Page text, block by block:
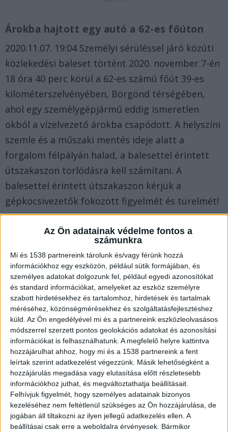
Az Ön adatainak védelme fontos a
számunkra
Mi és 1538 partnereink tárolunk és/vagy férünk hozzá
információkhoz egy eszközön, például sütik formájában, és
személyes adatokat dolgozunk fel, például egyedi azonosítókat
és standard információkat, amelyeket az eszköz személyre
szabott hirdetésekhez és tartalomhoz, hirdetések és tartalmak
méréséhez, közönségmérésekhez és szolgáltatásfejlesztéshez
küld. Az Ön engedélyével mi és a partnereink eszközleolvasásos
módszerrel szerzett pontos geolokációs adatokat és azonosítási
információkat is felhasználhatunk. A megfelelő helyre kattintva
hozzájárulhat ahhoz, hogy mi és a 1538 partnereink a fent
leírtak szerint adatkezelést végezzünk. Másik lehetőségként a
hozzájárulás megadása vagy elutasítása előtt részletesebb
információkhoz juthat, és megváltoztathatja beállításait.
Felhívjuk figyelmét, hogy személyes adatainak bizonyos
kezeléséhez nem feltétlenül szükséges az Ön hozzájárulása, de
jogában áll tiltakozni az ilyen jellegű adatkezelés ellen. A
beállításai csak erre a weboldalra érvényesek. Bármikor
Árokba hajtott egy autó a 62-es főúton
2020.11.07. 19:04 Személyi sérüléssel járó közúti
közlekedési baleset történt 2020. november 7-én
18 óra 40 perc körül a 62-es számú főút 39-es
kilométerszelvényében, Börgönd térségében,
ahol egy személygépjármű eddig ismeretlen
okból a vízelvezető árokba csapódott. A helyszíni
szemle és a műszaki mentés ideje alatt a
forgalom félpályán halad, a balesettel érintett
útszakaszon torlódásra kell számítani. A
balesettel érintett útszakaszon kérjük a
gépkocsivezetők fokozott figyelmét és türelmét!
Baleset miatt pályazár az M6-oson
Budapest felé
2020.11.07. 18:46 Összeütközött két gépkocsi az
M6-os autópálya 34-es kilométerszelvényénél,
Ráckeresztúr térségében, a Budapest felé vezető
oldalon. A járművekben csak a vezetők utaztak,
mindketten ki tudtak szállni. A pusztaszabolcsi
hivatásos tűzoltók áramtalanították a
karambolos autókat. A balesethez a
társhatóságok is kiérkeztek, az érintett
útszakaszt lezárták.